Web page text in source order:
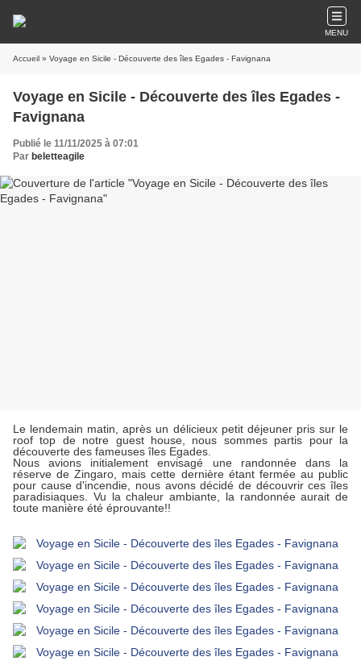
MENU
Accueil » Voyage en Sicile - Découverte des îles Egades - Favignana
Voyage en Sicile - Découverte des îles Egades -
Favignana
Publié le 11/11/2025 à 07:01
Par beletteagile
Le lendemain matin, après un délicieux petit déjeuner pris sur le
roof top de notre guest house, nous sommes partis pour la
découverte des fameuses îles Egades.
Nous avions initialement envisagé une randonnée dans la
réserve de Zingaro, mais cette dernière étant fermée au public
pour cause d'incendie, nous avons décidé de découvrir ces îles
paradisiaques. Vu la chaleur ambiante, la randonnée aurait de
toute manière été éprouvante!!